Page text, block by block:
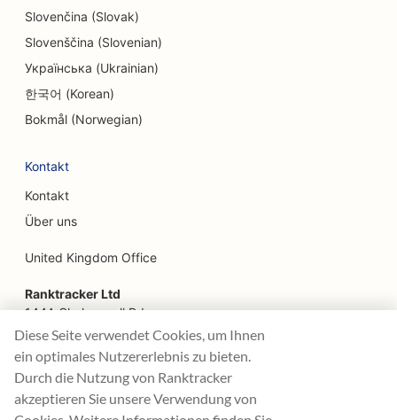
SEO für Bauernhof-zu-Tisch-Restaurants
SEO für Facelifting-Dienstleistungen
SEO für Familienrestaurants
SEO für Feinschmecker-Restaurants
SEO für Finanzdienstleistungen
SEO für Food Courts
SEO für Food Trucks
SEO für Möbelhäuser
Slovenčina (Slovak)
Slovenščina (Slovenian)
Українська (Ukrainian)
한국어 (Korean)
Bokmål (Norwegian)
Kontakt
Kontakt
Über uns
United Kingdom Office
Ranktracker Ltd
144A Clerkenwell Rd
London, EC1R 5DF
Company No: 08820809
felix@ranktracker.com
Diese Seite verwendet Cookies, um Ihnen
ein optimales Nutzererlebnis zu bieten.
Durch die Nutzung von Ranktracker
akzeptieren Sie unsere Verwendung von